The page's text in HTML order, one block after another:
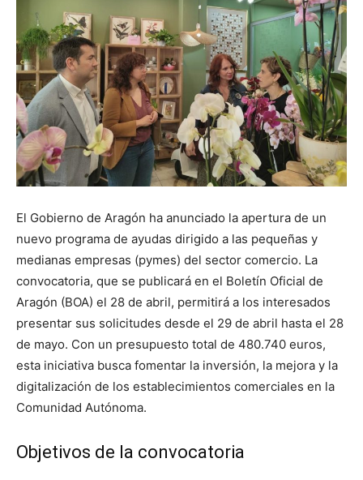
El Gobierno de Aragón ha anunciado la apertura de un
nuevo programa de ayudas dirigido a las pequeñas y
medianas empresas (pymes) del sector comercio. La
convocatoria, que se publicará en el Boletín Oficial de
Aragón (BOA) el 28 de abril, permitirá a los interesados
presentar sus solicitudes desde el 29 de abril hasta el 28
de mayo. Con un presupuesto total de 480.740 euros,
esta iniciativa busca fomentar la inversión, la mejora y la
digitalización de los establecimientos comerciales en la
Comunidad Autónoma.
Objetivos de la convocatoria